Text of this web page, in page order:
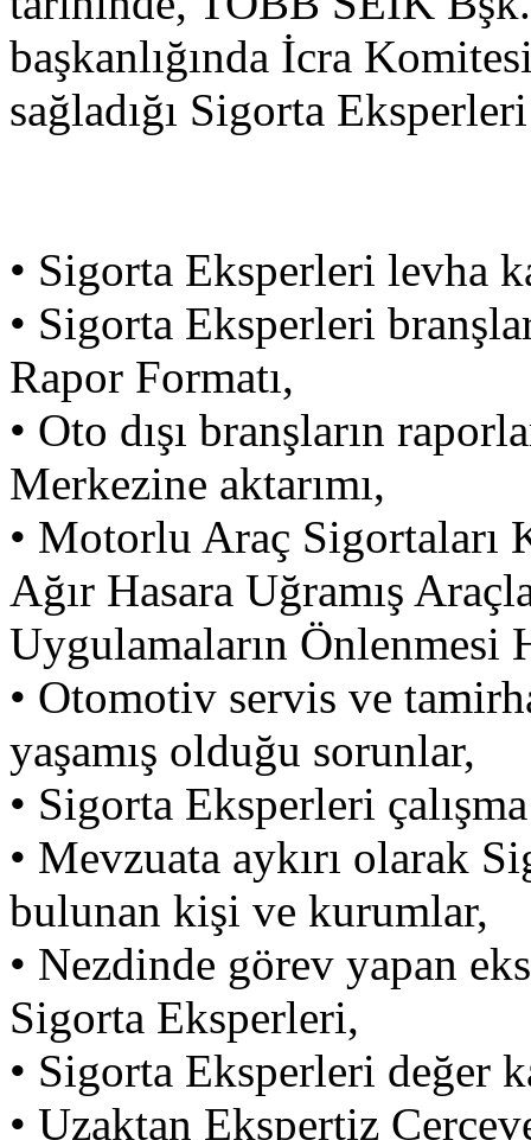
başkanlığında İcra
sağladığı Sigorta
• Sigorta Eksperleri levha
• Sigorta Eksperleri
Rapor Formatı,
• Oto dışı branşların
Merkezine aktarımı,
• Motorlu Araç Sigortaları
Ağır Hasara Uğramış
Uygulamaların Önlenmesi
• Otomotiv servis ve
yaşamış olduğu sorunlar,
• Sigorta Eksperleri
• Mevzuata aykırı olarak
bulunan kişi ve kurumlar,
• Nezdinde görev yapan
Sigorta Eksperleri,
• Sigorta Eksperleri değer
• Uzaktan Ekspertiz